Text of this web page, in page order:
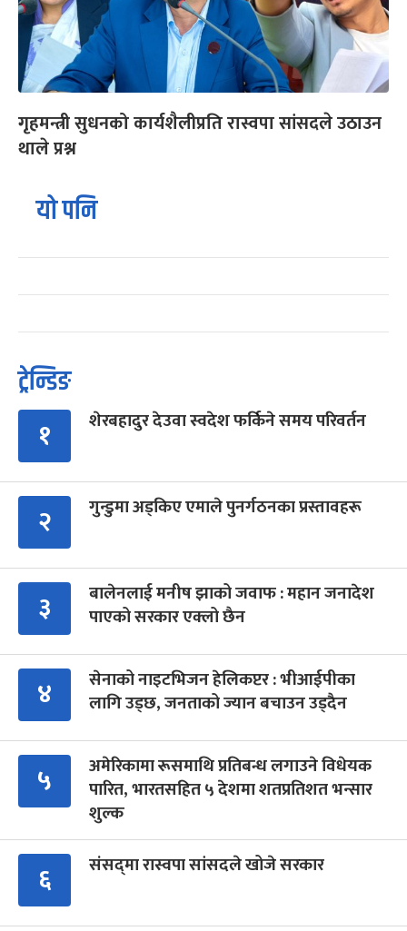
गृहमन्त्री सुधनको कार्यशैलीप्रति रास्वपा सांसदले उठाउन
थाले प्रश्न
यो पनि
ट्रेन्डिङ
१ शेरबहादुर देउवा स्वदेश फर्किने समय परिवर्तन
२ गुन्डुमा अड्किए एमाले पुनर्गठनका प्रस्तावहरू
३
बालेनलाई मनीष झाको जवाफ : महान जनादेश
पाएको सरकार एक्लो छैन
४
सेनाको नाइटभिजन हेलिकप्टर : भीआईपीका
लागि उड्छ, जनताको ज्यान बचाउन उड्दैन
५
अमेरिकामा रूसमाथि प्रतिबन्ध लगाउने विधेयक
पारित, भारतसहित ५ देशमा शतप्रतिशत भन्सार
शुल्क
६ संसद्‍मा रास्वपा सांसदले खोजे सरकार